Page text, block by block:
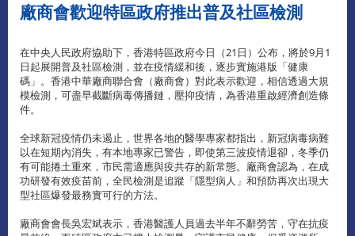
廠商會歡迎特區政府推出普及社區檢測
在中央人民政府協助下，香港特區政府今日（21日）公布，將於9月1
日起展開普及社區檢測，並在疫情緩和後，逐步實施港版「健康
碼」。香港中華廠商聯合會（廠商會）對此表示歡迎，相信透過大規
模檢測，可盡早截斷病毒傳播鏈，壓抑疫情，為香港重啟經濟創造條
件。
全球新冠疫情仍未遏止，世界各地的醫學專家都指出，新冠病毒病難
以在短期內消失，有本地專家已警告，即使第三波疫情退卻，冬季仍
有可能捲土重來，市民需適應與疫共存的新常態。廠商會認為，在成
功研發有效疫苗前，全民檢測是追蹤「隱型病人」和預防再次出現大
型社區爆發最務實可行的方法。
廠商會會長吳宏斌表示，香港醫護人員過去半年不辭勞苦，守在抗疫